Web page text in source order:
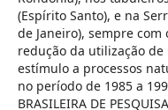
(Espírito Santo), e na
de Janeiro), sempre
redução da utilização
estímulo a processos
no período de 1985 a
BRASILEIRA DE